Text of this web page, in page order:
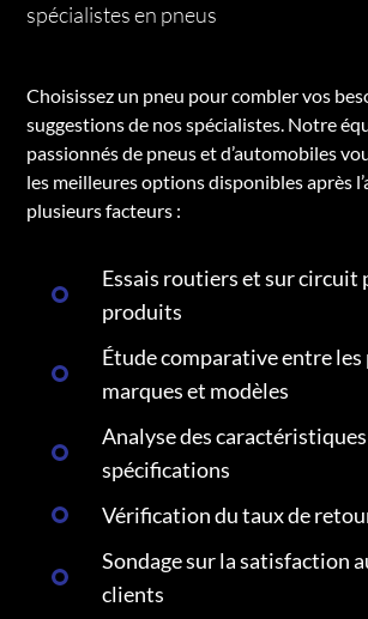
spécialistes en pneus
Choisissez un pneu pour combler vos
suggestions de nos spécialistes. Notre
passionnés de pneus et d’automobiles
les meilleures options disponibles après
plusieurs facteurs :
Essais routiers et sur circuit
produits
Étude comparative entre
marques et modèles
Analyse des
spécifications
Vérification du taux de
Sondage sur la satisfaction
clients